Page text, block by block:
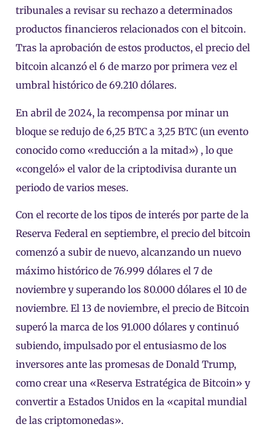
tribunales a revisar su rechazo a determinados
productos financieros relacionados con el bitcoin.
Tras la aprobación de estos productos, el precio del
bitcoin alcanzó el 6 de marzo por primera vez el
umbral histórico de 69.210 dólares.
En abril de 2024, la recompensa por minar un
bloque se redujo de 6,25 BTC a 3,25 BTC (un evento
conocido como «reducción a la mitad») , lo que
«congeló» el valor de la criptodivisa durante un
periodo de varios meses.
Con el recorte de los tipos de interés por parte de la
Reserva Federal en septiembre, el precio del bitcoin
comenzó a subir de nuevo, alcanzando un nuevo
máximo histórico de 76.999 dólares el 7 de
noviembre y superando los 80.000 dólares el 10 de
noviembre. El 13 de noviembre, el precio de Bitcoin
superó la marca de los 91.000 dólares y continuó
subiendo, impulsado por el entusiasmo de los
inversores ante las promesas de Donald Trump,
como crear una «Reserva Estratégica de Bitcoin» y
convertir a Estados Unidos en la «capital mundial
de las criptomonedas».